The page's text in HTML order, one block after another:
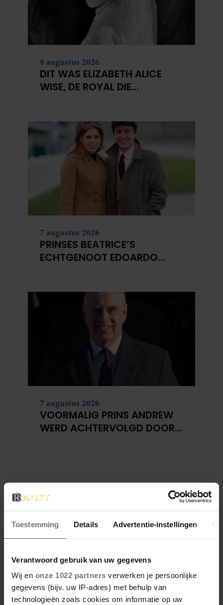
Toestemming Details Advertentie-instellingen
Verantwoord gebruik van uw gegevens
Wij en onze 1022 partners verwerken je persoonlijke
gegevens (bijv. uw IP-adres) met behulp van
technologieën zoals cookies om informatie op uw
8 augustus 2026
DIT WAS ELIZABETH ALICE
WISE, DE ROYAL DIE
7 augustus 2026
PRINSES BEATRICE’S
ECHTGENOOT EDOARDO
7 augustus 2026
VOORMALIG PRINS ANDREW
WERD ACHTERVOLGD DOOR